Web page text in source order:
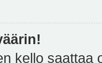
kello saattaa